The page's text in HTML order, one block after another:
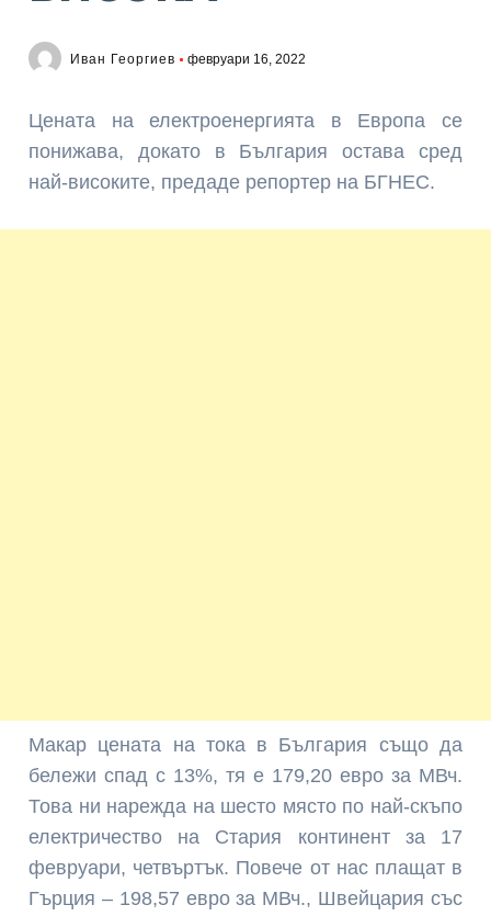
Иван Георгиев февруари 16, 2022
Цената на електроенергията в Европа се
понижава, докато в България остава сред
най-високите, предаде репортер на БГНЕС.
Макар цената на тока в България също да
бележи спад с 13%, тя е 179,20 евро за МВч.
Това ни нарежда на шесто място по най-скъпо
електричество на Стария континент за 17
февруари, четвъртък. Повече от нас плащат в
Гърция – 198,57 евро за МВч., Швейцария със